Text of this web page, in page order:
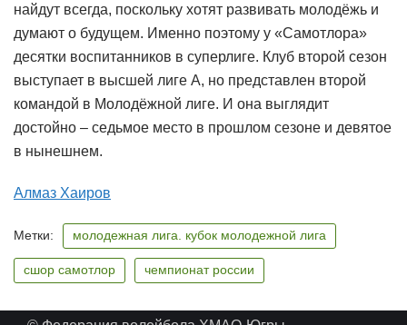
найдут всегда, поскольку хотят развивать молодёжь и
думают о будущем. Именно поэтому у «Самотлора»
десятки воспитанников в суперлиге. Клуб второй сезон
выступает в высшей лиге А, но представлен второй
командой в Молодёжной лиге. И она выглядит
достойно – седьмое место в прошлом сезоне и девятое
в нынешнем.
Алмаз Хаиров
Метки: молодежная лига. кубок молодежной лига
сшор самотлор чемпионат россии